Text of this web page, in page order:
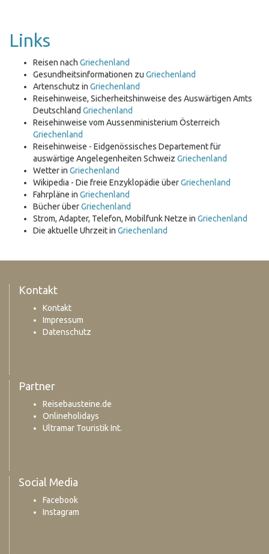
Links
Reisen nach Griechenland
Gesundheitsinformationen zu Griechenland
Artenschutz in Griechenland
Reisehinweise, Sicherheitshinweise des Auswärtigen Amts
Deutschland Griechenland
Reisehinweise vom Aussenministerium Österreich
Griechenland
Reisehinweise - Eidgenössisches Departement für
auswärtige Angelegenheiten Schweiz Griechenland
Wetter in Griechenland
Wikipedia - Die freie Enzyklopädie überGriechenland
Fahrpläne in Griechenland
Bücher überGriechenland
Strom, Adapter, Telefon, Mobilfunk Netze in Griechenland
Die aktuelle Uhrzeit in Griechenland
Kontakt
Kontakt
Impressum
Datenschutz
Partner
Reisebausteine.de
Onlineholidays
Ultramar Touristik Int.
Social Media
Facebook
Instagram